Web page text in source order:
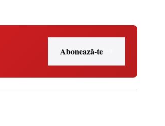
Abonează-te